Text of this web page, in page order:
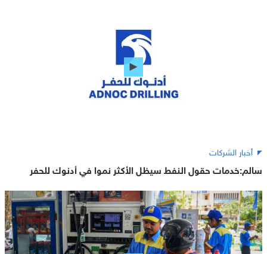
أخبار الشركات
سالم:خدمات حقول النفط سيظل الأكثر نموا في أدنوك للحفر